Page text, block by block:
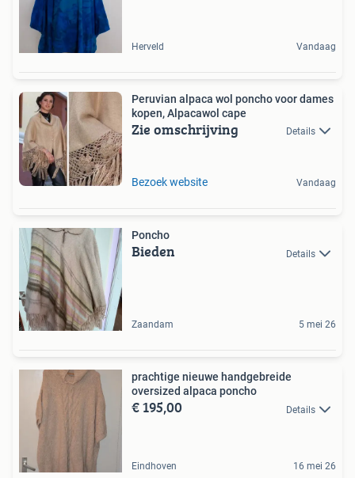
Herveld Vandaag
Peruvian alpaca wol poncho voor dames
kopen, Alpacawol cape
Zie omschrijving Details
Bezoek website Vandaag
Poncho
Bieden Details
Zaandam 5 mei 26
prachtige nieuwe handgebreide
oversized alpaca poncho
€ 195,00 Details
Eindhoven 16 mei 26